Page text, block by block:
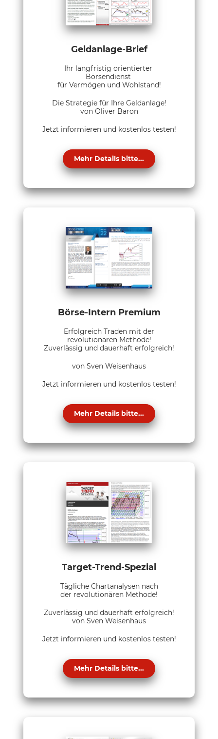
Geldanlage-Brief
Ihr langfristig orientierter
Börsendienst
für Vermögen und Wohlstand!
Die Strategie für Ihre Geldanlage!
von Oliver Baron
Jetzt informieren und kostenlos testen!
Mehr Details bitte...
Börse-Intern Premium
Erfolgreich Traden mit der
revolutionären Methode!
Zuverlässig und dauerhaft erfolgreich!
von Sven Weisenhaus
Jetzt informieren und kostenlos testen!
Mehr Details bitte...
Target-Trend-Spezial
Tägliche Chartanalysen nach
der revolutionären Methode!
Zuverlässig und dauerhaft erfolgreich!
von Sven Weisenhaus
Jetzt informieren und kostenlos testen!
Mehr Details bitte...